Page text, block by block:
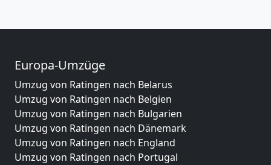
Europa-Umzüge
Umzug von Ratingen nach Belarus
Umzug von Ratingen nach Belgien
Umzug von Ratingen nach Bulgarien
Umzug von Ratingen nach Dänemark
Umzug von Ratingen nach England
Umzug von Ratingen nach Portugal